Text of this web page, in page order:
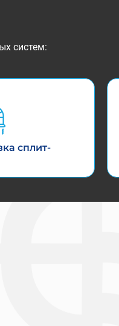
систем:
сплит-